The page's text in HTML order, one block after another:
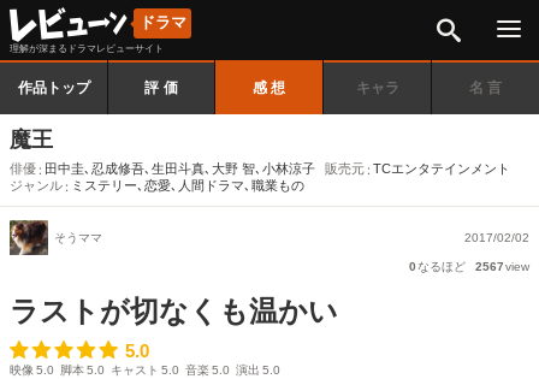
ドラマ
理解が深まるドラマレビューサイト
作品トップ 評価 感想 キャラ 名言
魔王
俳優 田中圭､ 忍成修吾､ 生田斗真､ 大野 智､ 小林涼子 販売元 TCエンタテインメント
ジャンル
ミステリー､ 恋愛､ 人間ドラマ､ 職業もの
そうママ 2017/02/02
0なるほど 2567view
ラストが切なくも温かい
5.0
5.0
映像5.0 脚本5.0 キャスト 5.0 音楽5.0 演出 5.0